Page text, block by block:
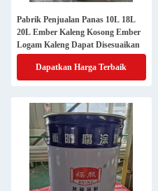
Pabrik Penjualan Panas 10L 18L
20L Ember Kaleng Kosong Ember
Logam Kaleng Dapat Disesuaikan
Dapatkan Harga Terbaik